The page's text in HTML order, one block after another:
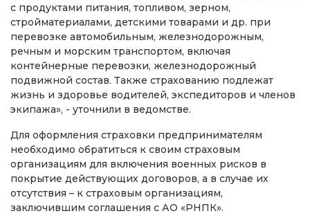
с продуктами питания, топливом, зерном,
стройматериалами, детскими товарами и др. при
перевозке автомобильным, железнодорожным,
речным и морским транспортом, включая
контейнерные перевозки, железнодорожный
подвижной состав. Также страхованию подлежат
жизнь и здоровье водителей, экспедиторов и членов
экипажа», - уточнили в ведомстве.
Для оформления страховки предпринимателям
необходимо обратиться к своим страховым
организациям для включения военных рисков в
покрытие действующих договоров, а в случае их
отсутствия – к страховым организациям,
заключившим соглашения с АО «РНПК».